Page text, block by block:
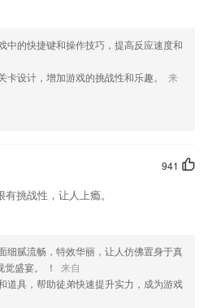
中的快捷键和操作技巧，提高反应速度和
卡设计，增加游戏的挑战性和乐趣。
来
941
挑战性，让人上瘾。
细腻流畅，特效华丽，让人仿佛置身于真
盛宴。 ！
来自
道具，帮助徒弟快速提升实力，成为游戏